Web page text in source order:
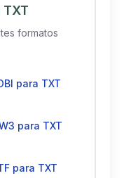
formatos
para TXT
para TXT
para TXT